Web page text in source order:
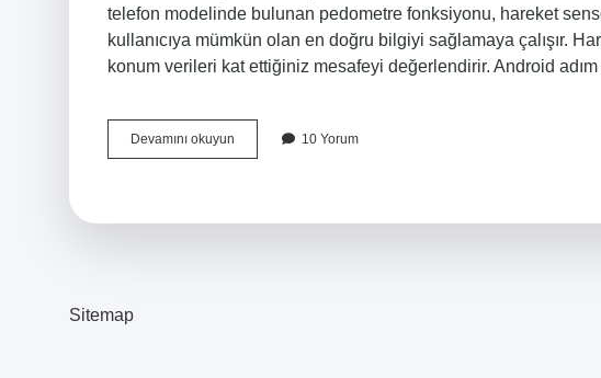
telefon modelinde bulunan pedometre fonksiyonu, hareket
kullanıcıya mümkün olan en doğru bilgiyi sağlamaya çalışır.
konum verileri kat ettiğiniz mesafeyi değerlendirir. Android
Devamını okuyun Samsung
Adim
10 Yorum
Sitemap